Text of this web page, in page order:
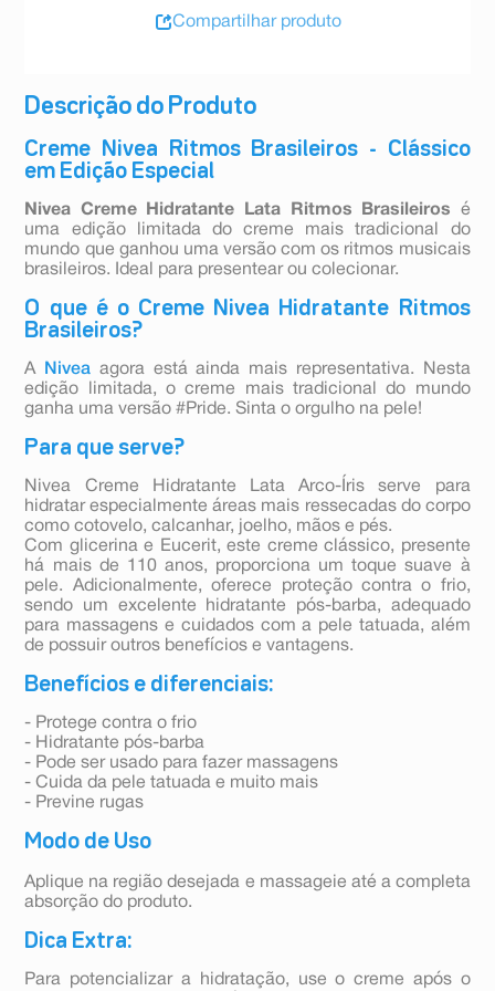
Descrição do Produto
Creme Nivea Ritmos Brasileiros - Clássico
em Edição Especial
Nivea Creme Hidratante Lata Ritmos Brasileiros é
uma edição limitada do creme mais tradicional do
mundo que ganhou uma versão com os ritmos musicais
brasileiros. Ideal para presentear ou colecionar.
O que é o Creme Nivea Hidratante Ritmos
Brasileiros?
A Nivea agora está ainda mais representativa. Nesta
edição limitada, o creme mais tradicional do mundo
ganha uma versão #Pride. Sinta o orgulho na pele!
Para que serve?
Nivea Creme Hidratante Lata Arco-Íris serve para
hidratar especialmente áreas mais ressecadas do corpo
como cotovelo, calcanhar, joelho, mãos e pés.
Com glicerina e Eucerit, este creme clássico, presente
há mais de 110 anos, proporciona um toque suave à
pele. Adicionalmente, oferece proteção contra o frio,
sendo um excelente hidratante pós-barba, adequado
para massagens e cuidados com a pele tatuada, além
de possuir outros benefícios e vantagens.
Benefícios e diferenciais:
- Protege contra o frio
- Hidratante pós-barba
- Pode ser usado para fazer massagens
- Cuida da pele tatuada e muito mais
- Previne rugas
Modo de Uso
Aplique na região desejada e massageie até a completa
absorção do produto.
Dica Extra:
Para potencializar a hidratação, use o creme após o
Compartilhar produto